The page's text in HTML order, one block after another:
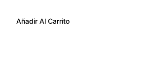
Añadir Al Carrito